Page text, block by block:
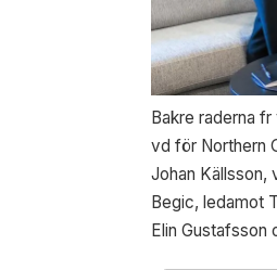
Bakre raderna
vd för Northern
Johan Källsson,
Begic, ledamot
Elin Gustafsson